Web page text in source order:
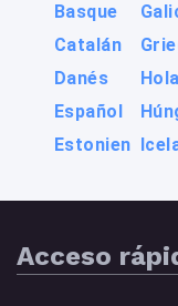
Basque
Catalán
Danés
Español
Estonien
Acceso